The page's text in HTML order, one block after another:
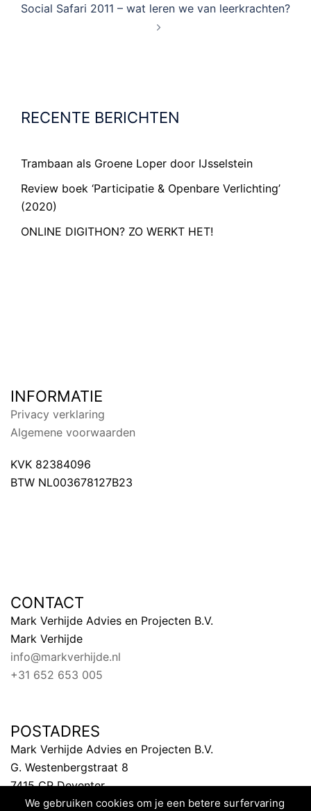
Social Safari 2011 – wat leren we van leerkrachten?
RECENTE BERICHTEN
Trambaan als Groene Loper door IJsselstein
Review boek ‘Participatie & Openbare Verlichting’
(2020)
ONLINE DIGITHON? ZO WERKT HET!
INFORMATIE
Privacy verklaring
Algemene voorwaarden
KVK 82384096
BTW NL003678127B23
CONTACT
Mark Verhijde Advies en Projecten B.V.
Mark Verhijde
info@markverhijde.nl
+31 652 653 005
POSTADRES
Mark Verhijde Advies en Projecten B.V.
G. Westenbergstraat 8
7415 CP Deventer
Nederland
We gebruiken cookies om je een betere surfervaring